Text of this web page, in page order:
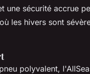
une sécurité accrue
les hivers sont
polyvalent,